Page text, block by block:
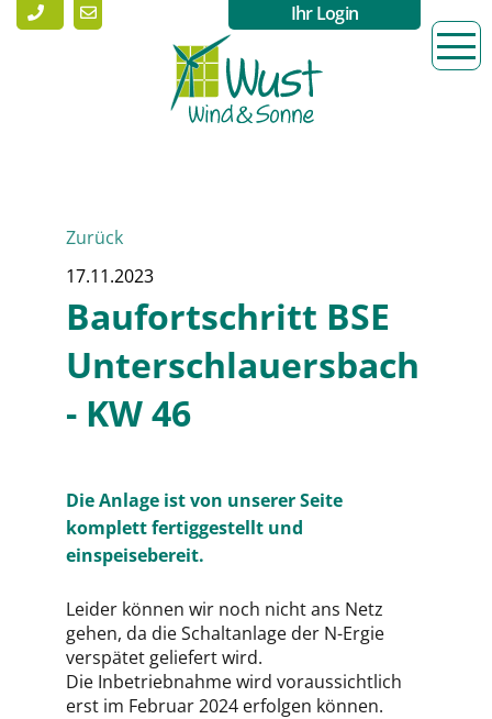
Ihr Login
Zurück
17.11.2023
Baufortschritt BSE
Unterschlauersbach
- KW 46
Die Anlage ist von unserer Seite
komplett fertiggestellt und
einspeisebereit.
Leider können wir noch nicht ans Netz
gehen, da die Schaltanlage der N-Ergie
verspätet geliefert wird.
Die Inbetriebnahme wird voraussichtlich
erst im Februar 2024 erfolgen können.